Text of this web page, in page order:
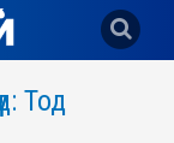
Тод